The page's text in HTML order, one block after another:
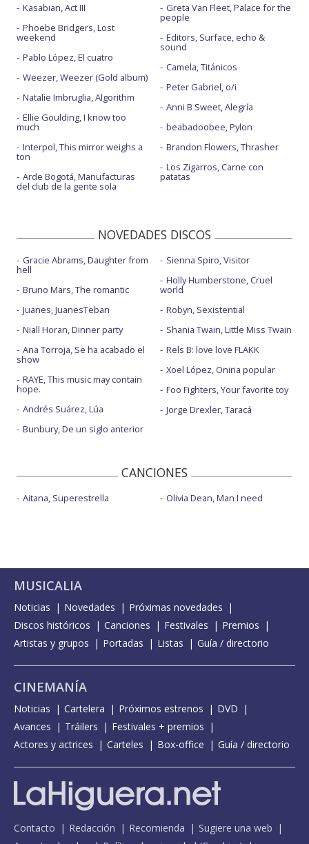
Kasabian, Act III
Phoebe Bridgers, Lost
weekend
Pablo López, El cuatro
Weezer, Weezer (Gold album)
Natalie Imbruglia, Algorithm
Ellie Goulding, I know too
much
Interpol, This mirror weighs a
ton
Arde Bogotá, Manufacturas
del club de la gente sola
Greta Van Fleet, Palace for the
people
Editors, Surface, echo &
sound
Camela, Titánicos
Peter Gabriel, o/i
Anni B Sweet, Alegría
beabadoobee, Pylon
Brandon Flowers, Thrasher
Los Zigarros, Carne con
patatas
NOVEDADES DISCOS
Gracie Abrams, Daughter from
hell
Bruno Mars, The romantic
Juanes, JuanesTeban
Niall Horan, Dinner party
Ana Torroja, Se ha acabado el
show
RAYE, This music may contain
hope.
Andrés Suárez, Lúa
Bunbury, De un siglo anterior
Sienna Spiro, Visitor
Holly Humberstone, Cruel
world
Robyn, Sexistential
Shania Twain, Little Miss Twain
Rels B: love love FLAKK
Xoel López, Oniria popular
Foo Fighters, Your favorite toy
Jorge Drexler, Taracá
CANCIONES
Aitana, Superestrella Olivia Dean, Man I need
MUSICALIA
Noticias Novedades
Próximas novedades
Discos históricos
Canciones Festivales
Premios
Artistas y grupos
Portadas Listas Guía / directorio
CINEMANÍA
Noticias Cartelera Próximos estrenos
DVD
Avances
Tráilers
Festivales + premios
Actores y actrices
Carteles Box-office Guía / directorio
Contacto Redacción Recomienda
Sugiere una web